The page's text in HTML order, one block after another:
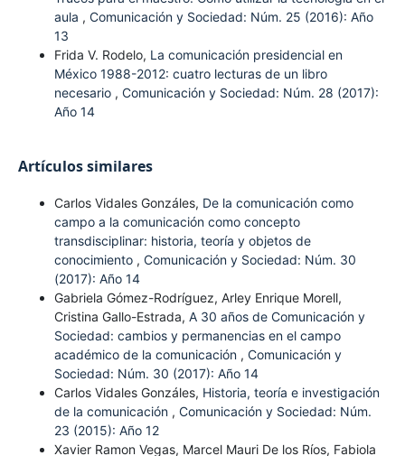
aula , Comunicación y Sociedad: Núm. 25 (2016): Año
13
Frida V. Rodelo, La comunicación presidencial en
México 1988-2012: cuatro lecturas de un libro
necesario , Comunicación y Sociedad: Núm. 28 (2017):
Año 14
Artículos similares
Carlos Vidales Gonzáles, De la comunicación como
campo a la comunicación como concepto
transdisciplinar: historia, teoría y objetos de
conocimiento , Comunicación y Sociedad: Núm. 30
(2017): Año 14
Gabriela Gómez-Rodríguez, Arley Enrique Morell,
Cristina Gallo-Estrada, A 30 años de Comunicación y
Sociedad: cambios y permanencias en el campo
académico de la comunicación , Comunicación y
Sociedad: Núm. 30 (2017): Año 14
Carlos Vidales Gonzáles, Historia, teoría e investigación
de la comunicación , Comunicación y Sociedad: Núm.
23 (2015): Año 12
Xavier Ramon Vegas, Marcel Mauri De los Ríos, Fabiola